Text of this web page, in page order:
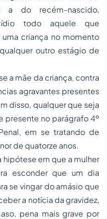
a do recém-nascido,
todo aquele que
criança no momento
outro estágio de
a mãe da criança, contra
agravantes presentes
disso, qualquer que seja
presente no parágrafo 4º
em se tratando de
de quatorze anos.
hipótese em que a mulher
esconder que um dia
se vingar do amásio que
a notícia da gravidez,
pena mais grave por